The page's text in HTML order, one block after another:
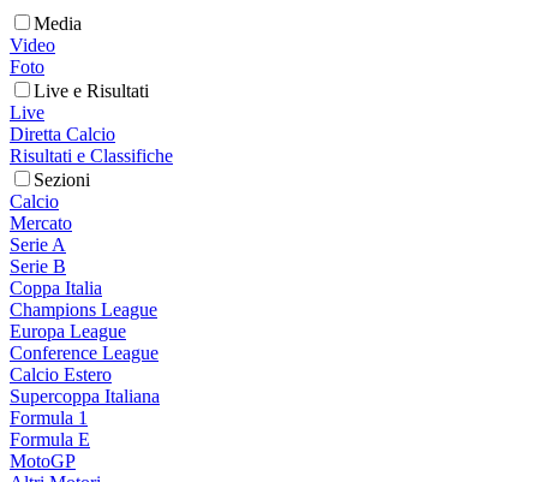
Media
Video
Foto
Live e Risultati
Live
Diretta Calcio
Risultati e Classifiche
Sezioni
Calcio
Mercato
Serie A
Serie B
Coppa Italia
Champions League
Europa League
Conference League
Calcio Estero
Supercoppa Italiana
Formula 1
Formula E
MotoGP